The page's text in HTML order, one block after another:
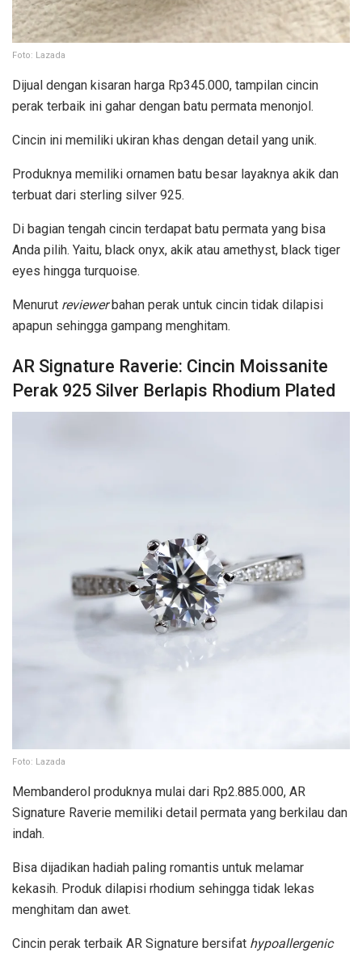
Foto: Lazada
Dijual dengan kisaran harga Rp345.000, tampilan cincin
perak terbaik ini gahar dengan batu permata menonjol.
Cincin ini memiliki ukiran khas dengan detail yang unik.
Produknya memiliki ornamen batu besar layaknya akik dan
terbuat dari sterling silver 925.
Di bagian tengah cincin terdapat batu permata yang bisa
Anda pilih. Yaitu, black onyx, akik atau amethyst, black tiger
eyes hingga turquoise.
Menurut reviewerbahan perak untuk cincin tidak dilapisi
apapun sehingga gampang menghitam.
AR Signature Raverie: Cincin Moissanite
Perak 925 Silver Berlapis Rhodium Plated
Foto: Lazada
Membanderol produknya mulai dari Rp2.885.000, AR
Signature Raverie memiliki detail permata yang berkilau dan
indah.
Bisa dijadikan hadiah paling romantis untuk melamar
kekasih. Produk dilapisi rhodium sehingga tidak lekas
menghitam dan awet.
Cincin perak terbaik AR Signature bersifat hypoallergenic